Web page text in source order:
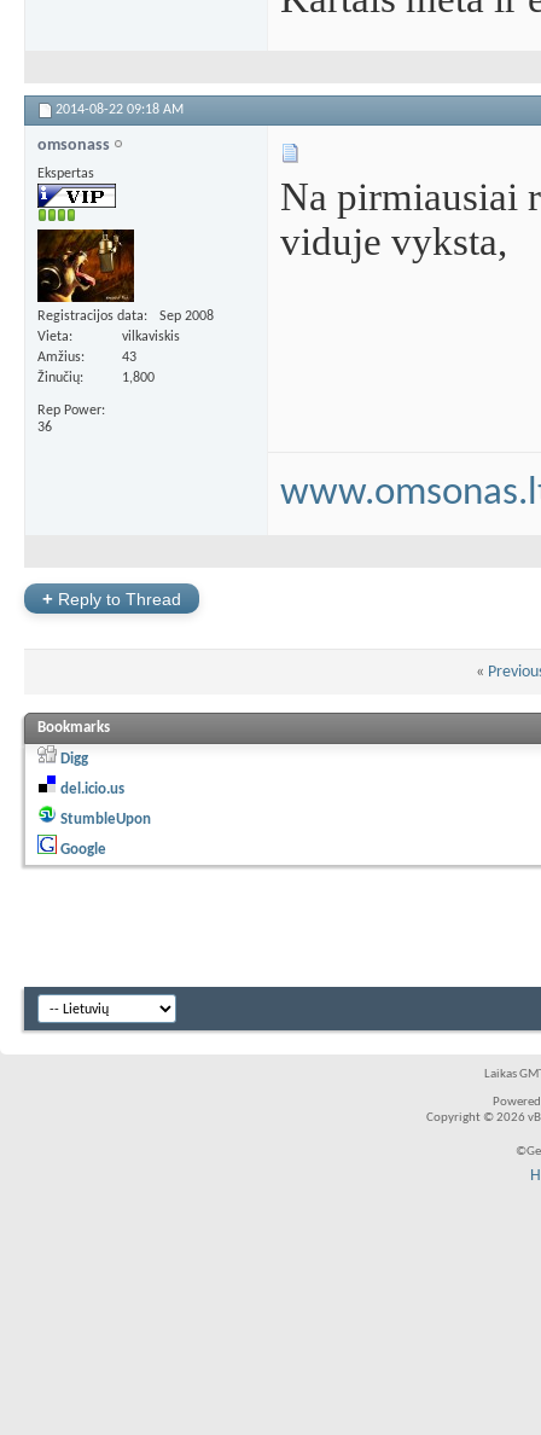
2014-08-22 09:18 AM
omsonass
Ekspertas
Registracijos data
Sep 2008
Vieta
vilkaviskis
Amžius
43
Žinučių
1,800
Rep Power
36
Na pirmiausiai
viduje vyksta,
+ Reply to Thread
«
Bookmarks
Digg
del.icio.us
StumbleUpon
Google
Laikas
Copyright © 2026